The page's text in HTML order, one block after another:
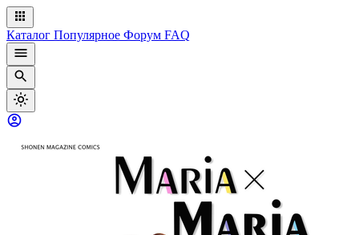
Каталог Популярное Форум FAQ